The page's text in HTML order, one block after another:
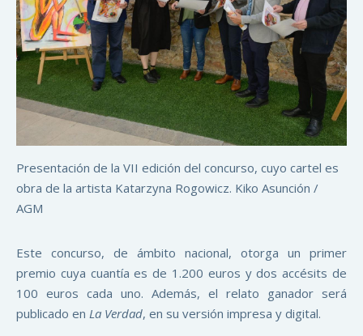
Presentación de la VII edición del concurso, cuyo cartel es
obra de la artista Katarzyna Rogowicz. Kiko Asunción /
AGM
Este concurso, de ámbito nacional, otorga un primer
premio cuya cuantía es de 1.200 euros y dos accésits de
100 euros cada uno. Además, el relato ganador será
publicado en La Verdad, en su versión impresa y digital.